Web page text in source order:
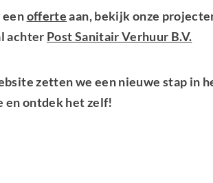
eenofferteaan, bekijk onze
achter Post Sanitair Verhuur B.V.
zetten we een nieuwe stap in
en ontdek het zelf!